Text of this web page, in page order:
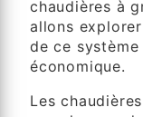
chaudières à
allons
de ce
économique.
Les